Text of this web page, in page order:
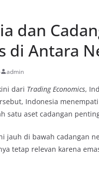
dan
di Antara
admin
dari Trading Economics,
Indonesia
satu aset cadangan
jauh di bawah cadangan
tetap relevan karena